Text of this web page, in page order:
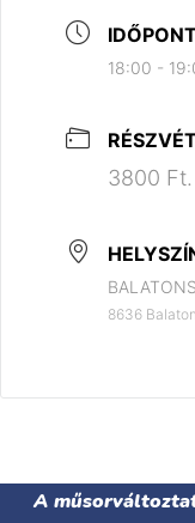
18:00 -
3800 Ft.
8636
A